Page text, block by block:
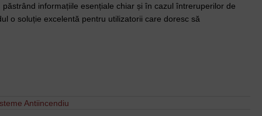
informațiile esențiale chiar și în cazul întreruperilor de
o soluție excelentă pentru utilizatorii care doresc să
Antiincendiu